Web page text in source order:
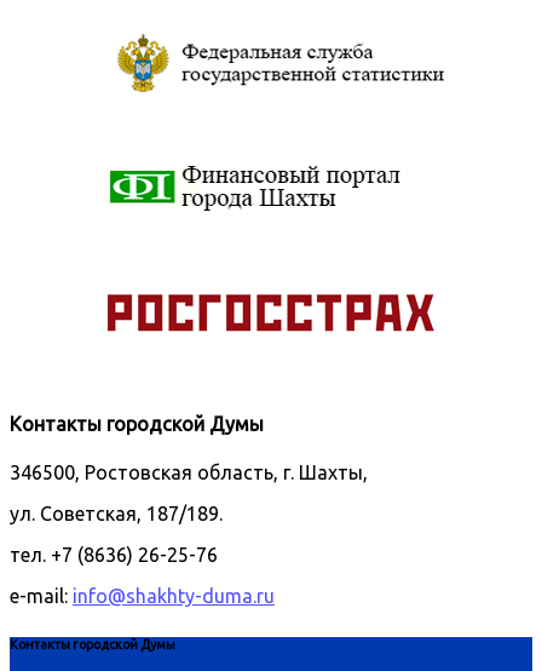
Контакты городской Думы
346500, Ростовская область, г. Шахты,
ул. Советская, 187/189.
тел. +7 (8636) 26-25-76
e-mail: info@shakhty-duma.ru
Контакты городской Думы